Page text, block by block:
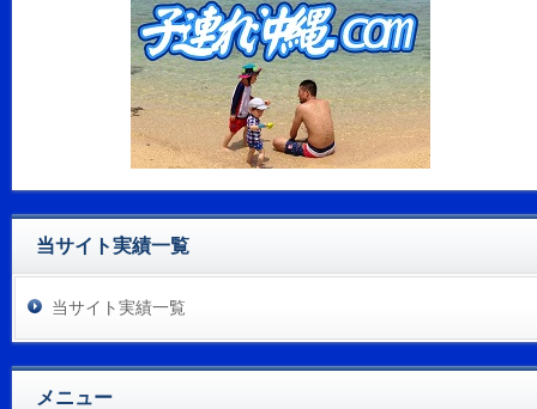
当サイト実績一覧
当サイト実績一覧
メニュー